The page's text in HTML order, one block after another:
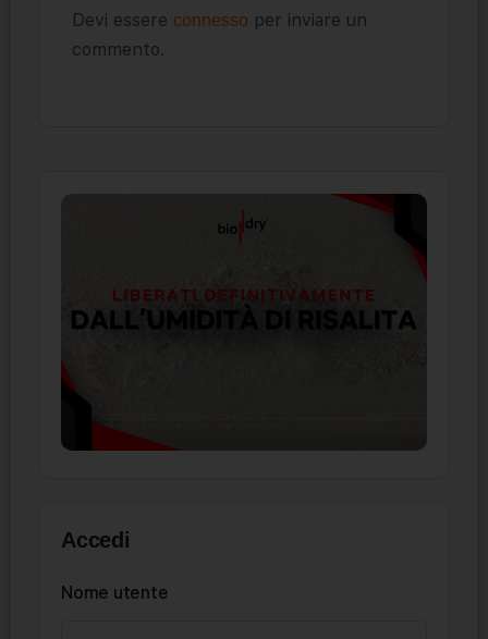
Devi essere connesso per inviare un
commento.
Accedi
Nome utente